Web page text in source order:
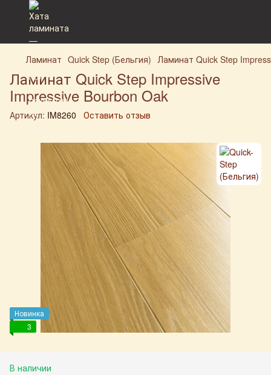
Ламинат Quick Step (Бельгия) Ламинат Quick Step
Ламинат Quick Step Impressive
Impressive Bourbon Oak
Артикул: IM8260 Оставить отзыв
Новинка
3
В наличии